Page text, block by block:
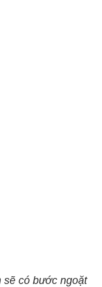
sẽ có bước ngoặt